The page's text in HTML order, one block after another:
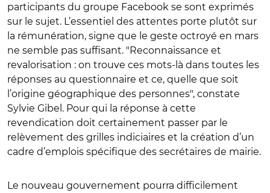
participants du groupe Facebook se sont exprimés
sur le sujet. L’essentiel des attentes porte plutôt sur
la rémunération, signe que le geste octroyé en mars
ne semble pas suffisant. "Reconnaissance et
revalorisation : on trouve ces mots-là dans toutes les
réponses au questionnaire et ce, quelle que soit
l’origine géographique des personnes", constate
Sylvie Gibel. Pour qui la réponse à cette
revendication doit certainement passer par le
relèvement des grilles indiciaires et la création d’un
cadre d’emplois spécifique des secrétaires de mairie.
Le nouveau gouvernement pourra difficilement